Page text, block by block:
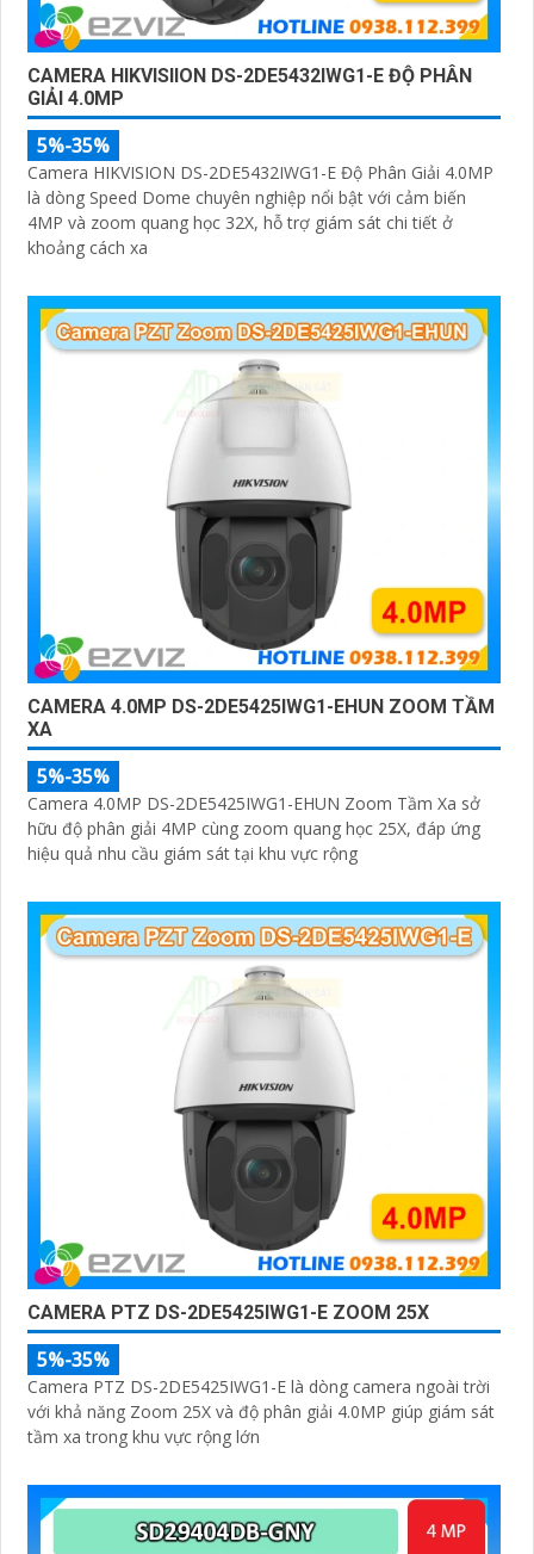
CAMERA HIKVISIION DS-2DE5432IWG1-E ĐỘ PHÂN
GIẢI 4.0MP
5%-35%
Camera HIKVISION DS-2DE5432IWG1-E Độ Phân Giải 4.0MP
là dòng Speed Dome chuyên nghiệp nổi bật với cảm biến
4MP và zoom quang học 32X, hỗ trợ giám sát chi tiết ở
khoảng cách xa
CAMERA 4.0MP DS-2DE5425IWG1-EHUN ZOOM TẦM
XA
5%-35%
Camera 4.0MP DS-2DE5425IWG1-EHUN Zoom Tầm Xa sở
hữu độ phân giải 4MP cùng zoom quang học 25X, đáp ứng
hiệu quả nhu cầu giám sát tại khu vực rộng
CAMERA PTZ DS-2DE5425IWG1-E ZOOM 25X
5%-35%
Camera PTZ DS-2DE5425IWG1-E là dòng camera ngoài trời
với khả năng Zoom 25X và độ phân giải 4.0MP giúp giám sát
tầm xa trong khu vực rộng lớn